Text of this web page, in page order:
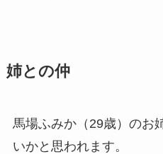
姉との仲
馬場ふみか（29歳）のお
いかと思われます。